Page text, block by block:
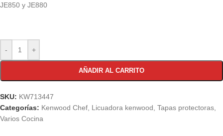
JE850 y JE880
- +
AÑADIR AL CARRITO
SKU: KW713447
Categorías: Kenwood Chef Licuadora kenwood Tapas protectoras
Varios Cocina